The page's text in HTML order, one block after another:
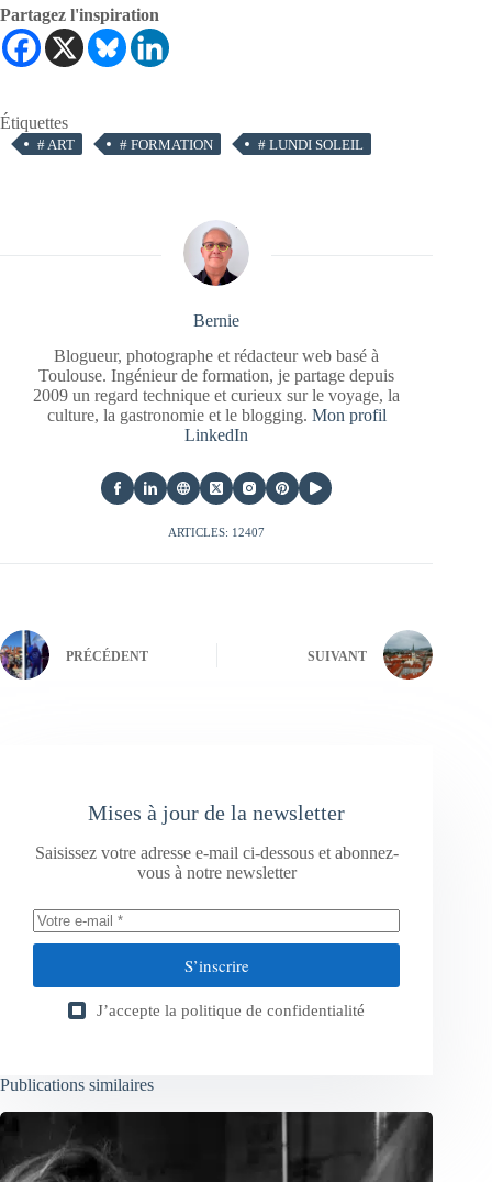
Partagez l'inspiration
Étiquettes
# ART # FORMATION # LUNDI SOLEIL
Bernie
Blogueur, photographe et rédacteur web basé à
Toulouse. Ingénieur de formation, je partage depuis
2009 un regard technique et curieux sur le voyage, la
culture, la gastronomie et le blogging. Mon profil
LinkedIn
ARTICLES: 12407
PRÉCÉDENT SUIVANT
Mises à jour de la newsletter
Saisissez votre adresse e-mail ci-dessous et abonnez-
vous à notre newsletter
S’inscrire
J’accepte la politique de confidentialité
Publications similaires